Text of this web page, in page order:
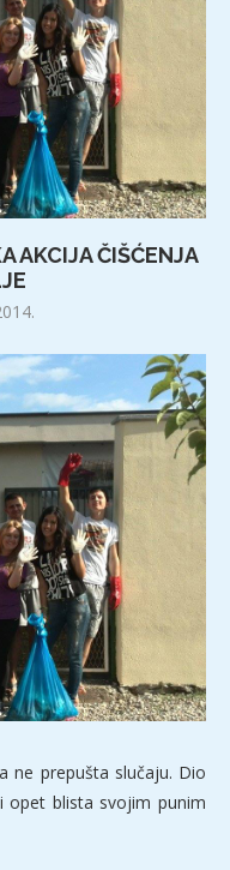
AKCIJA ČIŠĆENJA
ne prepušta slučaju. Dio
opet blista svojim punim